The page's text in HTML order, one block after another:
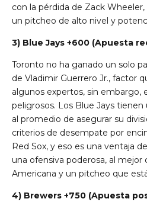
con la pérdida de Zack
un pitcheo de alto nivel y
3) Blue Jays +600 (Apuesta
Toronto no ha ganado un solo
de Vladimir Guerrero Jr., factor
algunos expertos, sin embargo,
peligrosos. Los Blue Jays
al promedio de asegurar su
criterios de desempate por
Red Sox, y eso es una ventaja
una ofensiva poderosa, al mejor
Americana y un pitcheo que
4) Brewers +750 (Apuesta